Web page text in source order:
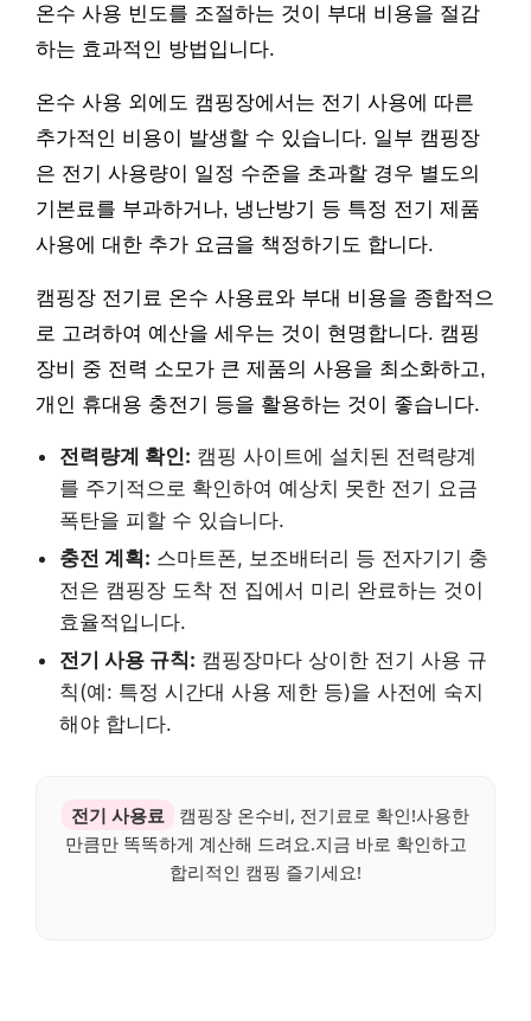
온수 사용 빈도를 조절하는 것이 부대 비용을 절감
하는 효과적인 방법입니다.
온수 사용 외에도 캠핑장에서는 전기 사용에 따른
추가적인 비용이 발생할 수 있습니다. 일부 캠핑장
은 전기 사용량이 일정 수준을 초과할 경우 별도의
기본료를 부과하거나, 냉난방기 등 특정 전기 제품
사용에 대한 추가 요금을 책정하기도 합니다.
캠핑장 전기료 온수 사용료와 부대 비용을 종합적으
로 고려하여 예산을 세우는 것이 현명합니다. 캠핑
장비 중 전력 소모가 큰 제품의 사용을 최소화하고,
개인 휴대용 충전기 등을 활용하는 것이 좋습니다.
전력량계 확인: 캠핑 사이트에 설치된 전력량계
를 주기적으로 확인하여 예상치 못한 전기 요금
폭탄을 피할 수 있습니다.
충전 계획: 스마트폰, 보조배터리 등 전자기기 충
전은 캠핑장 도착 전 집에서 미리 완료하는 것이
효율적입니다.
전기 사용 규칙: 캠핑장마다 상이한 전기 사용 규
칙(예: 특정 시간대 사용 제한 등)을 사전에 숙지
해야 합니다.
전기 사용료
캠핑장 온수비, 전기료로 확인!사용한
만큼만 똑똑하게 계산해 드려요.지금 바로 확인하고
합리적인 캠핑 즐기세요!